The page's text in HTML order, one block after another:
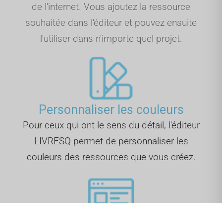
de l'internet. Vous ajoutez la ressource
souhaitée dans l'éditeur et pouvez ensuite
l'utiliser dans n'importe quel projet.
Personnaliser les couleurs
Pour ceux qui ont le sens du détail, l'éditeur
LIVRESQ permet de personnaliser les
couleurs des ressources que vous créez.